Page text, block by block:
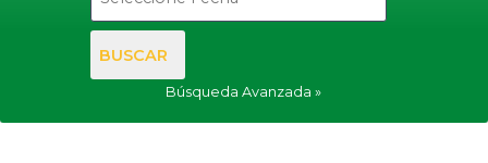
BUSCAR
Búsqueda Avanzada